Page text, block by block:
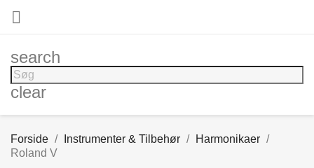

search
clear
Forside Instrumenter & Tilbehør
Harmonikaer
Roland V